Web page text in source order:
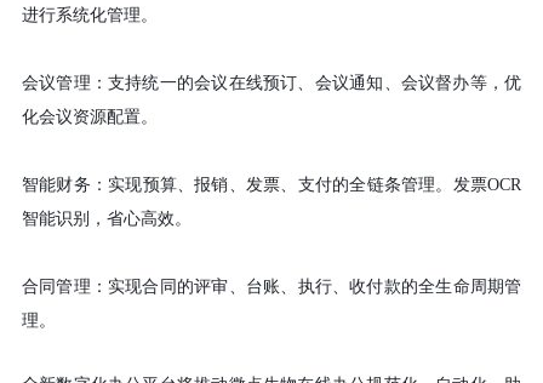
进行系统化管理 。
会议管理 ：支持统一的会议在线预订 会议通知 会议督办等，优
化会议资源配置。
智能财务 ： 实现预算、报销 发票 支付的全链条管理 。 发票OCR
智能识别 ， 省心高效 。
合同管理 ： 实现合同的评审 台账 执行、收付款的全生命周期管
理 。